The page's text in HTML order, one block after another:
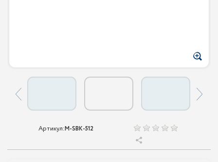
Артикул:M-SBK-512